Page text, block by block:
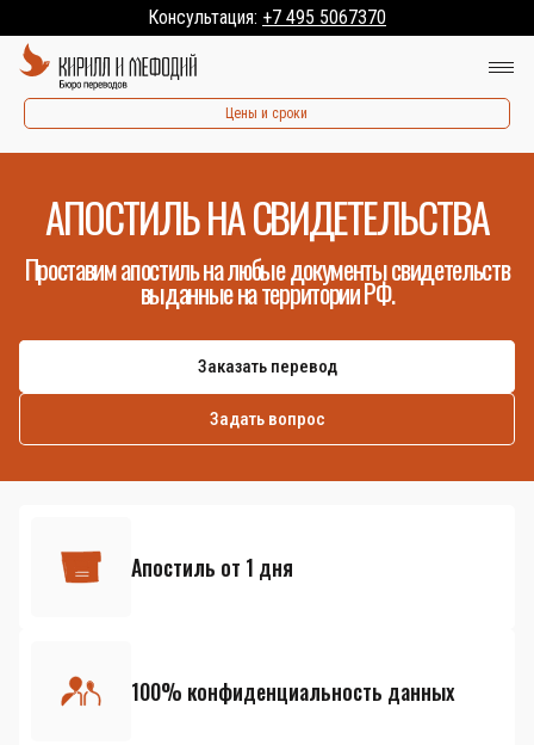
Консультация: +7 495 5067370
Цены и сроки
АПОСТИЛЬ НА СВИДЕТЕЛЬСТВА
Проставим апостиль на любые документы свидетельств
выданные на территории РФ.
Заказать перевод
Задать вопрос
Апостиль от 1 дня
100% конфиденциальность данных